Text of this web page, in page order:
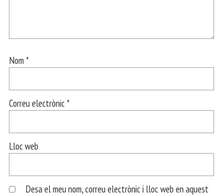
Nom *
Correu electrònic *
Lloc web
Desa el meu nom, correu electrònic i lloc web en aquest